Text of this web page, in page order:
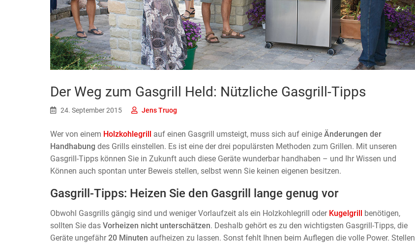
Der Weg zum Gasgrill Held: Nützliche Gasgrill-Tipps
24. September 2015 Jens Truog
Wer von einem Holzkohlegrill auf einen Gasgrill umsteigt, muss sich auf einige Änderungen der
Handhabung des Grills einstellen. Es ist eine der drei populärsten Methoden zum Grillen. Mit unseren
Gasgrill-Tipps können Sie in Zukunft auch diese Geräte wunderbar handhaben – und Ihr Wissen und
Können auch spontan unter Beweis stellen, selbst wenn Sie keinen eigenen besitzen.
Gasgrill-Tipps: Heizen Sie den Gasgrill lange genug vor
Obwohl Gasgrills gängig sind und weniger Vorlaufzeit als ein Holzkohlegrill oder Kugelgrill benötigen,
sollten Sie das Vorheizen nicht unterschätzen. Deshalb gehört es zu den wichtigsten Gasgrill-Tipps, die
Geräte ungefähr20 Minuten aufheizen zu lassen. Sonst fehlt Ihnen beim Auflegen die volle Power. Stellen